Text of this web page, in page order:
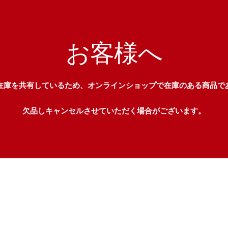
お客様へ
庫を共有しているため、オンラインショップで在庫のある商品で
欠品しキャンセルさせていただく場合がございます。